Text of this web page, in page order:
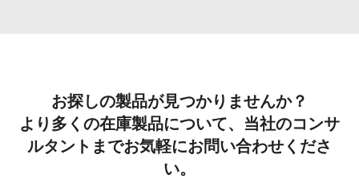
お探しの製品が見つかりませんか？
より多くの在庫製品について、当社のコンサ
ルタントまでお気軽にお問い合わせくださ
い。